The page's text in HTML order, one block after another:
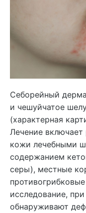
Себорейный
и чешуйчатое
(характерная
Лечение
кожи лечебными
содержанием
серы), местные
исследование,
обнаруживают